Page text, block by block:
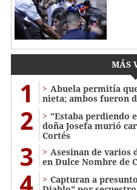
MÁS
1
Abuela permitía
nieta; ambos fueron
2
"Estaba perdiendo
doña Josefa murió
Cortés
3
Asesinan de varios
en Dulce Nombre de
Capturan a